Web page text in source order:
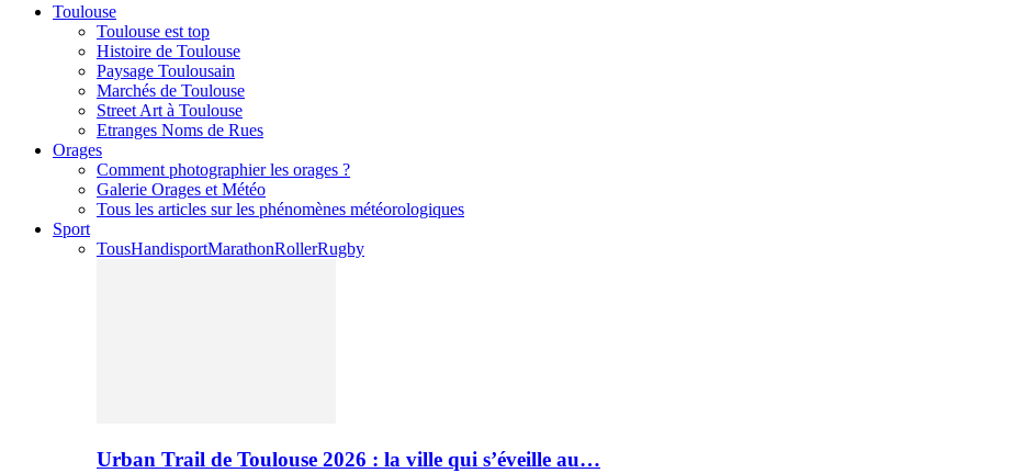
Toulouse
Toulouse est top
Histoire de Toulouse
Paysage Toulousain
Marchés de Toulouse
Street Art à Toulouse
Etranges Noms de Rues
Orages
Comment photographier les orages ?
Galerie Orages et Météo
Tous les articles sur les phénomènes météorologiques
Sport
TousHandisportMarathonRollerRugby
Urban Trail de Toulouse 2026 : la ville qui s’éveille au…